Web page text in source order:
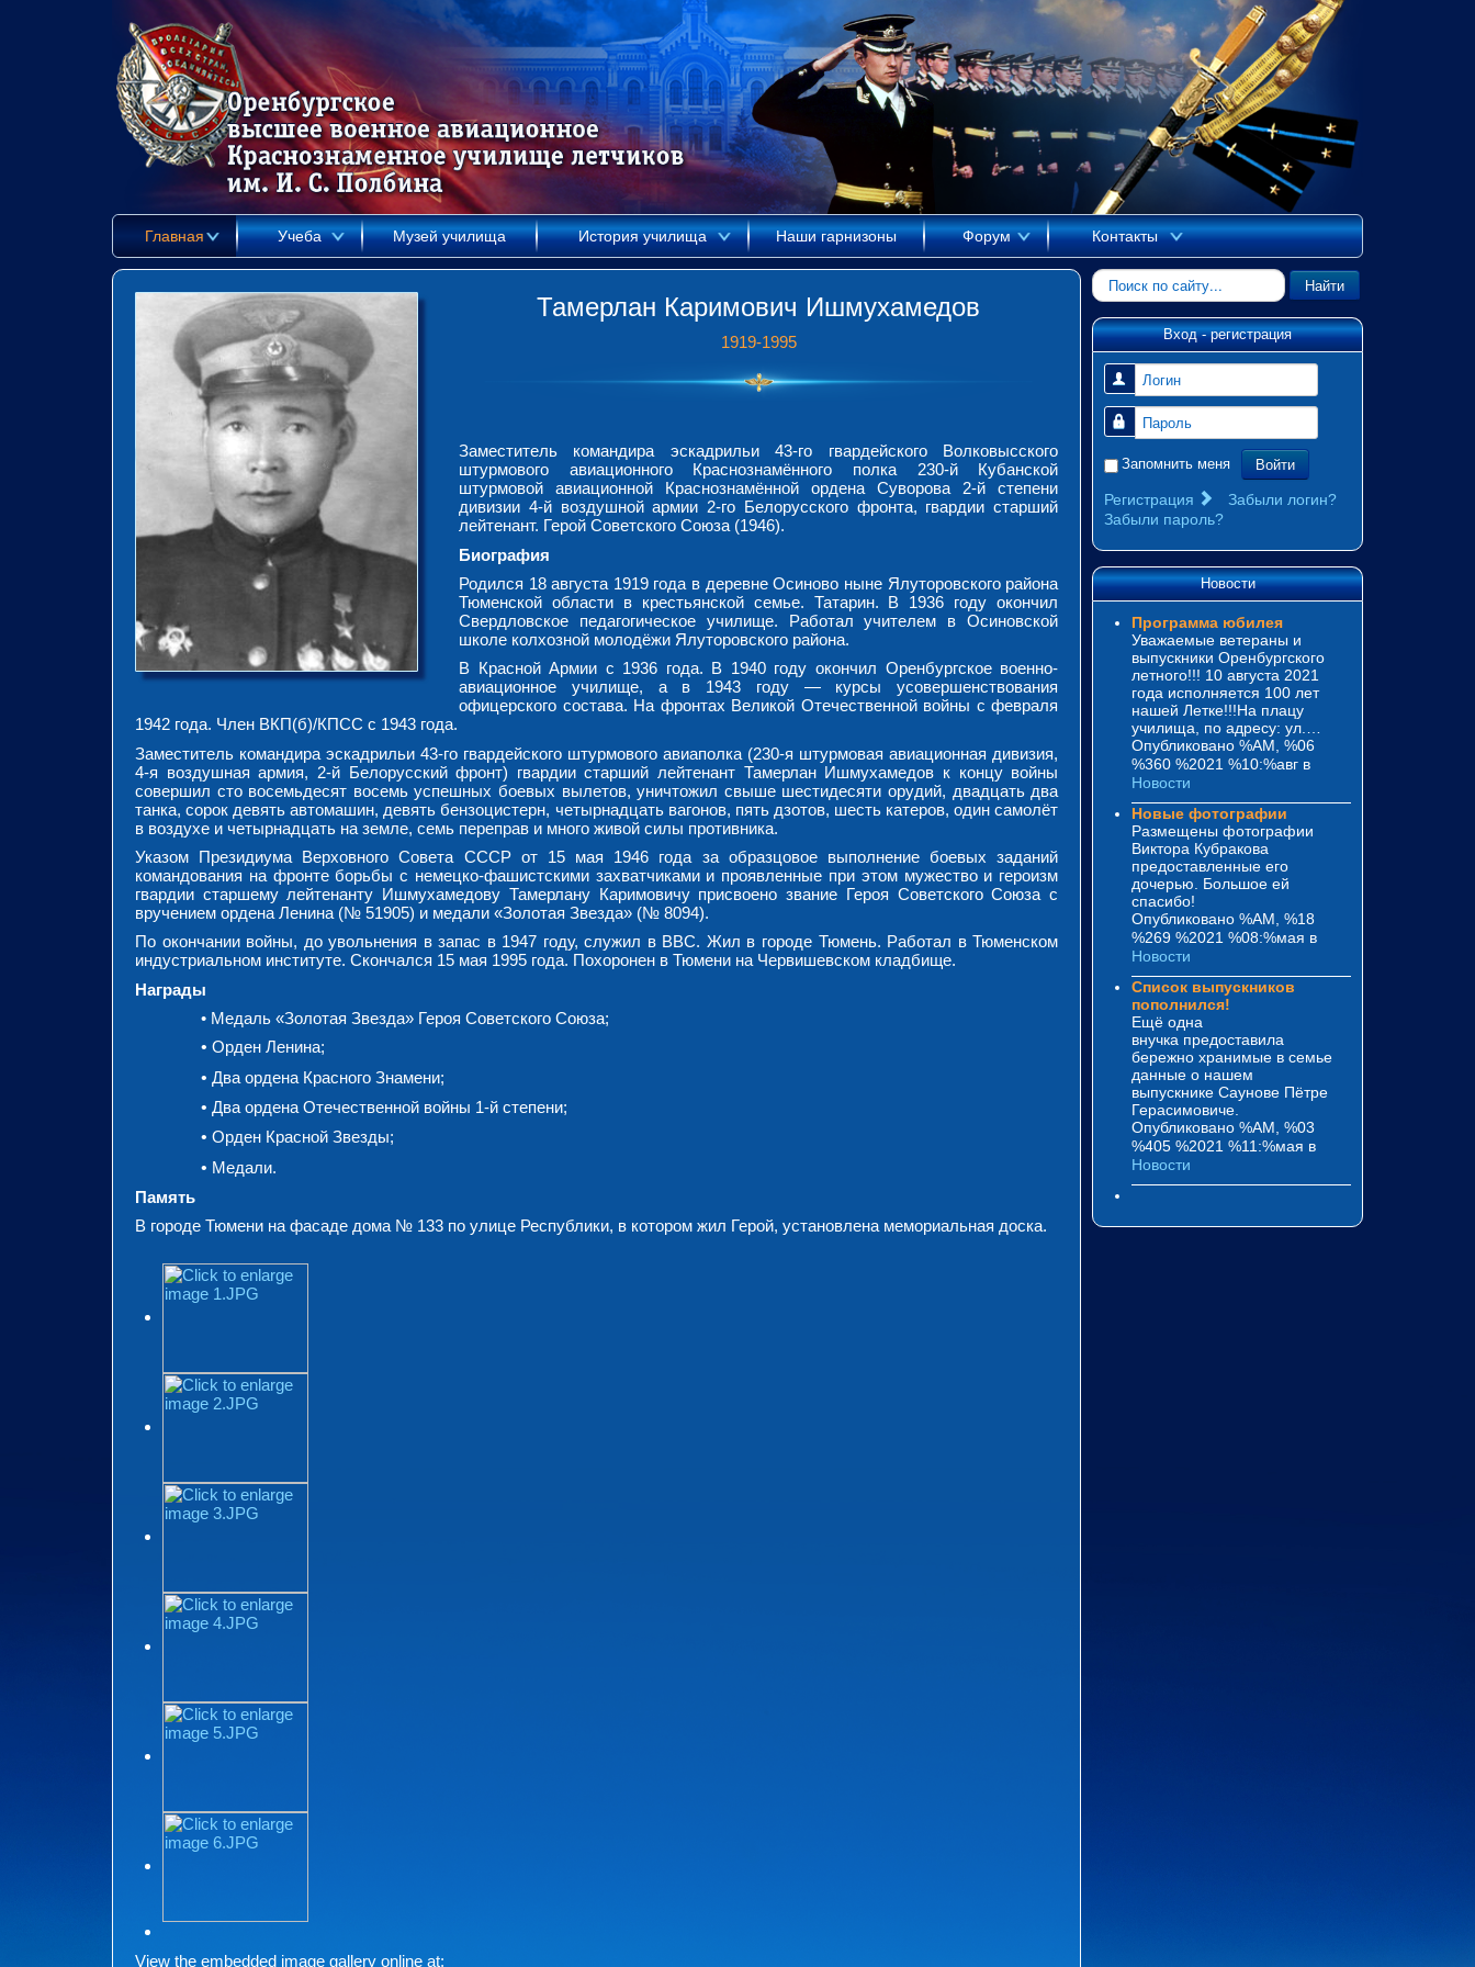
Главная Учеба Музей училища История училища Наши гарнизоны Форум Контакты
Тамерлан Каримович Ишмухамедов
1919-1995
Заместитель командира эскадрильи 43-го гвардейского Волковысского
штурмового авиационного Краснознамённого полка 230-й Кубанской
штурмовой авиационной Краснознамённой ордена Суворова 2-й степени
дивизии 4-й воздушной армии 2-го Белорусского фронта, гвардии старший
лейтенант. Герой Советского Союза (1946).
Биография
Родился 18 августа 1919 года в деревне Осиново ныне Ялуторовского района
Тюменской области в крестьянской семье. Татарин. В 1936 году окончил
Свердловское педагогическое училище. Работал учителем в Осиновской
школе колхозной молодёжи Ялуторовского района.
В Красной Армии с 1936 года. В 1940 году окончил Оренбургское военно-
авиационное училище, а в 1943 году — курсы усовершенствования
офицерского состава. На фронтах Великой Отечественной войны с февраля
1942 года. Член ВКП(б)/КПСС с 1943 года.
Заместитель командира эскадрильи 43-го гвардейского штурмового авиаполка (230-я штурмовая авиационная дивизия,
4-я воздушная армия, 2-й Белорусский фронт) гвардии старший лейтенант Тамерлан Ишмухамедов к концу войны
совершил сто восемьдесят восемь успешных боевых вылетов, уничтожил свыше шестидесяти орудий, двадцать два
танка, сорок девять автомашин, девять бензоцистерн, четырнадцать вагонов, пять дзотов, шесть катеров, один самолёт
в воздухе и четырнадцать на земле, семь переправ и много живой силы противника.
Указом Президиума Верховного Совета СССР от 15 мая 1946 года за образцовое выполнение боевых заданий
командования на фронте борьбы с немецко-фашистскими захватчиками и проявленные при этом мужество и героизм
гвардии старшему лейтенанту Ишмухамедову Тамерлану Каримовичу присвоено звание Героя Советского Союза с
вручением ордена Ленина (№ 51905) и медали «Золотая Звезда» (№ 8094).
По окончании войны, до увольнения в запас в 1947 году, служил в ВВС. Жил в городе Тюмень. Работал в Тюменском
индустриальном институте. Скончался 15 мая 1995 года. Похоронен в Тюмени на Червишевском кладбище.
Награды
• Медаль «Золотая Звезда» Героя Советского Союза;
• Орден Ленина;
• Два ордена Красного Знамени;
• Два ордена Отечественной войны 1-й степени;
• Орден Красной Звезды;
• Медали.
Память
В городе Тюмени на фасаде дома № 133 по улице Республики, в котором жил Герой, установлена мемориальная доска.
View the embedded image gallery online at:
Искать... Найти
Вход - регистрация
Логин
Пароль
Запомнить меня Войти
Регистрация
Забыли логин?
Забыли пароль?
Новости
Программа юбилея
Уважаемые ветераны и
выпускники Оренбургского
летного!!! 10 августа 2021
года исполняется 100 лет
нашей Летке!!!На плацу
училища, по адресу: ул.…
Опубликовано %AM, %06
%360 %2021 %10:%авг в
Новости
Новые фотографии
Размещены фотографии
Виктора Кубракова
предоставленные его
дочерью. Большое ей
спасибо!
Опубликовано %AM, %18
%269 %2021 %08:%мая в
Новости
Список выпускников
пополнился!
Ещё одна
внучка предоставила
бережно хранимые в семье
данные о нашем
выпускнике Саунове Пётре
Герасимовиче.
Опубликовано %AM, %03
%405 %2021 %11:%мая в
Новости